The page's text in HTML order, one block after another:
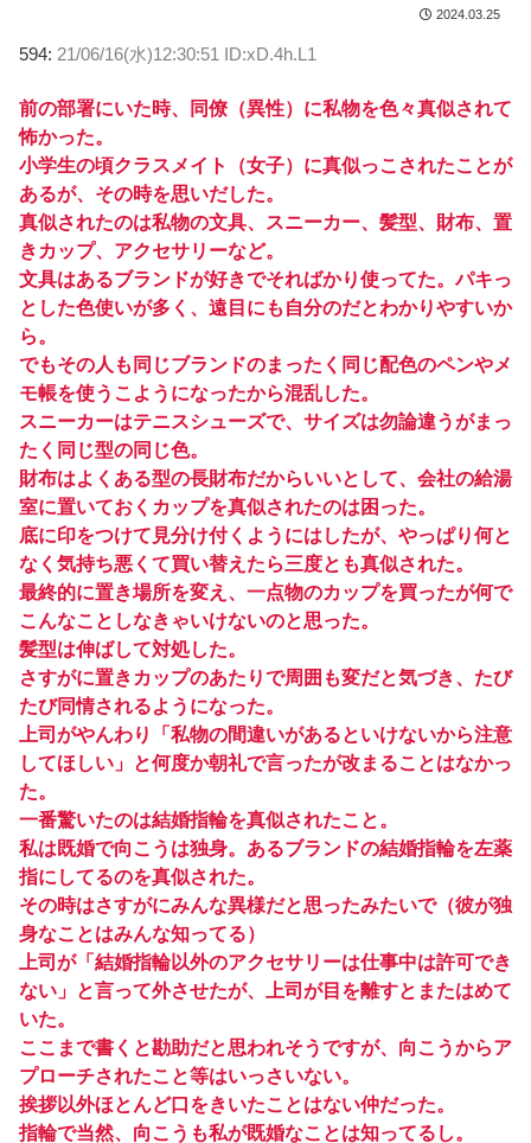
2024.03.25
594: 21/06/16(水)12:30:51 ID:xD.4h.L1
前の部署にいた時、同僚（異性）に私物を色々真似されて
怖かった。
小学生の頃クラスメイト（女子）に真似っこされたことが
あるが、その時を思いだした。
真似されたのは私物の文具、スニーカー、髪型、財布、置
きカップ、アクセサリーなど。
文具はあるブランドが好きでそればかり使ってた。パキっ
とした色使いが多く、遠目にも自分のだとわかりやすいか
ら。
でもその人も同じブランドのまったく同じ配色のペンやメ
モ帳を使うこようになったから混乱した。
スニーカーはテニスシューズで、サイズは勿論違うがまっ
たく同じ型の同じ色。
財布はよくある型の長財布だからいいとして、会社の給湯
室に置いておくカップを真似されたのは困った。
底に印をつけて見分け付くようにはしたが、やっぱり何と
なく気持ち悪くて買い替えたら三度とも真似された。
最終的に置き場所を変え、一点物のカップを買ったが何で
こんなことしなきゃいけないのと思った。
髪型は伸ばして対処した。
さすがに置きカップのあたりで周囲も変だと気づき、たび
たび同情されるようになった。
上司がやんわり「私物の間違いがあるといけないから注意
してほしい」と何度か朝礼で言ったが改まることはなかっ
た。
一番驚いたのは結婚指輪を真似されたこと。
私は既婚で向こうは独身。あるブランドの結婚指輪を左薬
指にしてるのを真似された。
その時はさすがにみんな異様だと思ったみたいで（彼が独
身なことはみんな知ってる）
上司が「結婚指輪以外のアクセサリーは仕事中は許可でき
ない」と言って外させたが、上司が目を離すとまたはめて
いた。
ここまで書くと勘助だと思われそうですが、向こうからア
プローチされたこと等はいっさいない。
挨拶以外ほとんど口をきいたことはない仲だった。
指輪で当然、向こうも私が既婚なことは知ってるし。